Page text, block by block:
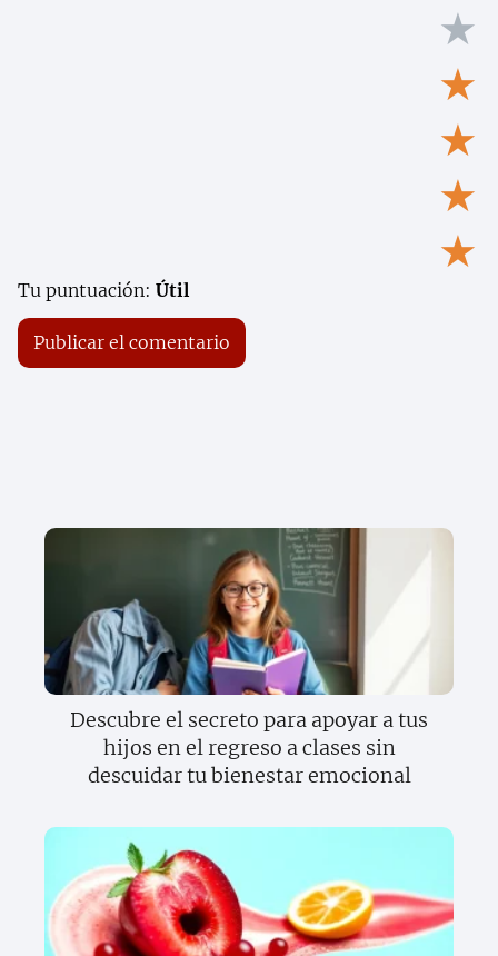
★
★
★
★
★
Tu puntuación: Útil
Descubre el secreto para apoyar a tus
hijos en el regreso a clases sin
descuidar tu bienestar emocional